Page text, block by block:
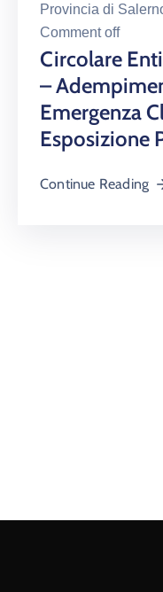
Provincia di
Comment off
Circolare
–
Emergenza
Esposizione
Continue Reading